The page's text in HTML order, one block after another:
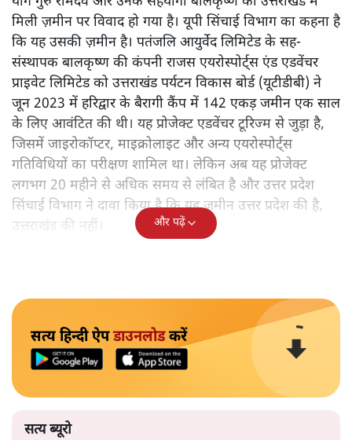
मिली ज़मीन पर विवाद हो गया है। यूपी सिंचाई विभाग का कहना है
कि यह उसकी ज़मीन है। पतंजलि आयुर्वेद लिमिटेड के सह-
संस्थापक बालकृष्ण की कंपनी राजस एयरोस्पोर्ट्स एंड एडवेंचर
प्राइवेट लिमिटेड को उत्तराखंड पर्यटन विकास बोर्ड (यूटीडीबी) ने
जून 2023 में हरिद्वार के बैरागी कैंप में 142 एकड़ जमीन एक साल
के लिए आवंटित की थी। यह प्रोजेक्ट एडवेंचर टूरिज्म से जुड़ा है,
जिसमें जाइरोकॉप्टर, माइक्रोलाइट और अन्य एयरोस्पोर्ट्स
गतिविधियों का परीक्षण शामिल था। लेकिन अब यह प्रोजेक्ट
लगभग 20 महीने से अधिक समय से लंबित है और उत्तर प्रदेश
सिंचाई विभाग ने दावा किया है कि यह जमीन उत्तर प्रदेश की है,
उत्तराखंड की नहीं।
और पढ़ें
सत्य हिन्दी ऐपडाउनलोडकरें
सत्य ब्यूरो